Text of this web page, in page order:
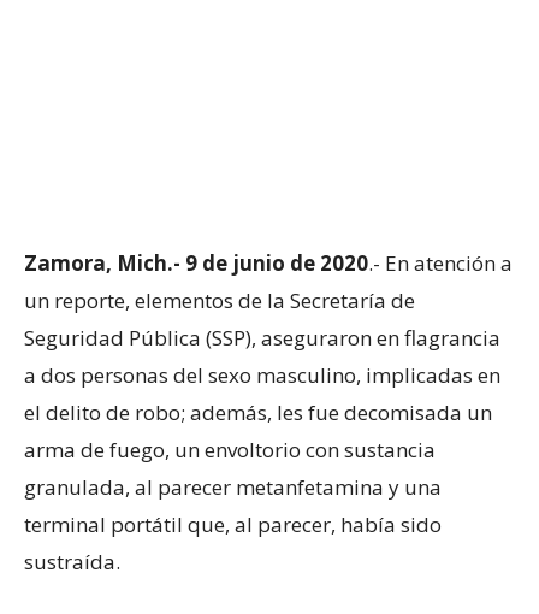
Zamora, Mich.- 9 de junio de 2020.- En atención a
un reporte, elementos de la Secretaría de
Seguridad Pública (SSP), aseguraron en flagrancia
a dos personas del sexo masculino, implicadas en
el delito de robo; además, les fue decomisada un
arma de fuego, un envoltorio con sustancia
granulada, al parecer metanfetamina y una
terminal portátil que, al parecer, había sido
sustraída.